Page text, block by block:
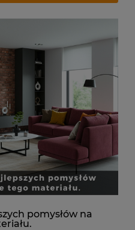
pomysłów na